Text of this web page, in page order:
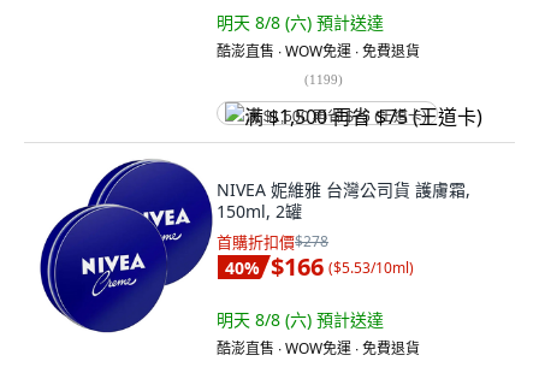
明天 8/8 (六) 預計送達
酷澎直售 ∙ WOW免運 ∙ 免費退貨
(1199)
满 $1,500 再省 $75 (王道卡)
NIVEA 妮維雅 台灣公司貨 護膚霜,
150ml, 2罐
首購折扣價$278
40% $166 ($5.53/10ml)
明天 8/8 (六) 預計送達
酷澎直售 ∙ WOW免運 ∙ 免費退貨